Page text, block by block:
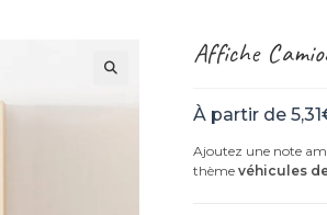
Affiche
À partir de 5,31
Ajoutez une note
thème véhicules